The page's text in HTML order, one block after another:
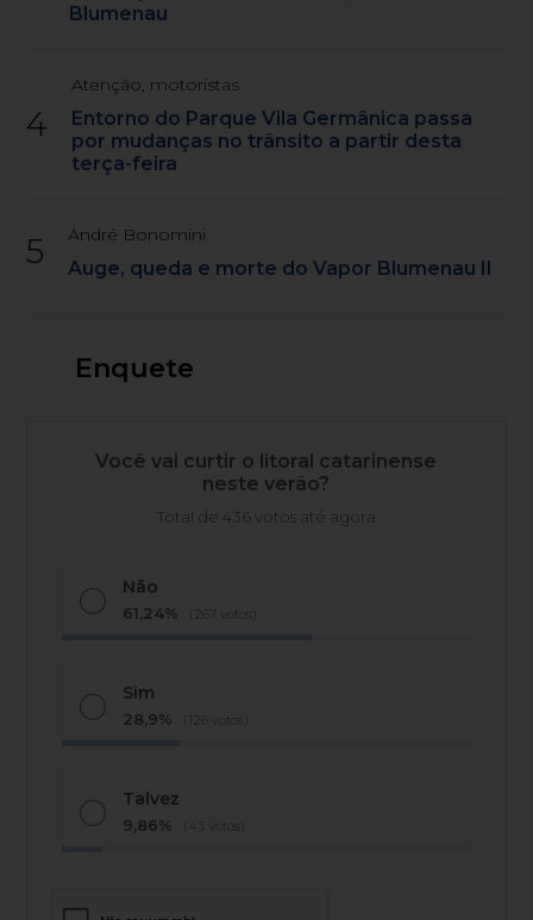
Blumenau
4
Atenção, motoristas
Entorno do Parque Vila Germânica passa
por mudanças no trânsito a partir desta
terça-feira
5 André Bonomini
Auge, queda e morte do Vapor Blumenau II
Enquete
Você vai curtir o litoral catarinense
neste verão?
Total de 436 votos até agora
Não
61,24% (267 votos)
Sim
28,9% (126 votos)
Talvez
9,86% (43 votos)